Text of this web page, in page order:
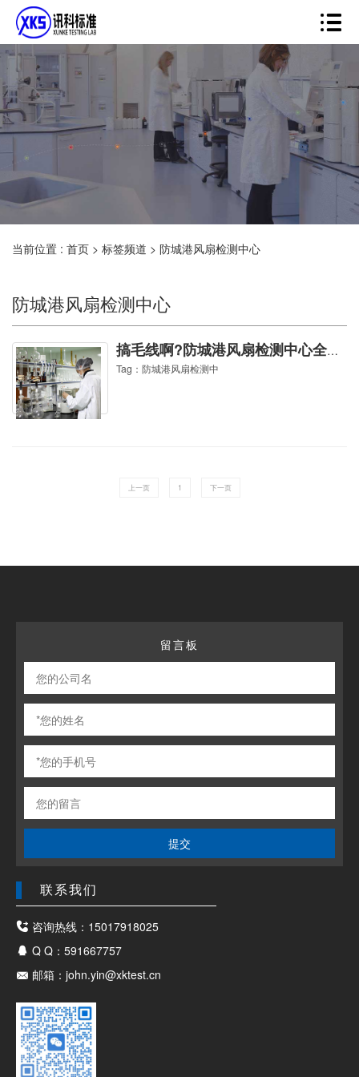
当前位置 : 首页 > 标签频道 > 防城港风扇检测中心
防城港风扇检测中心
搞毛线啊?防城港风扇检测中心全都并非你们联想的那样!
Tag：防城港风扇检测中
上一页 1 下一页
留言板
提交
联系我们
咨询热线：15017918025
Q Q：591667757
邮箱：john.yin@xktest.cn